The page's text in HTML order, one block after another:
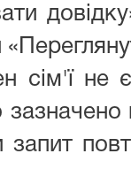
сім'ї не
запит